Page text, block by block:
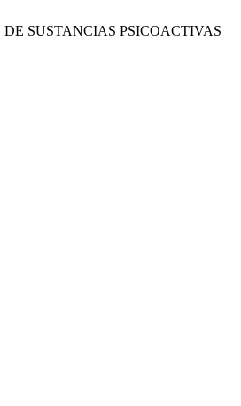
DE SUSTANCIAS PSICOACTIVAS